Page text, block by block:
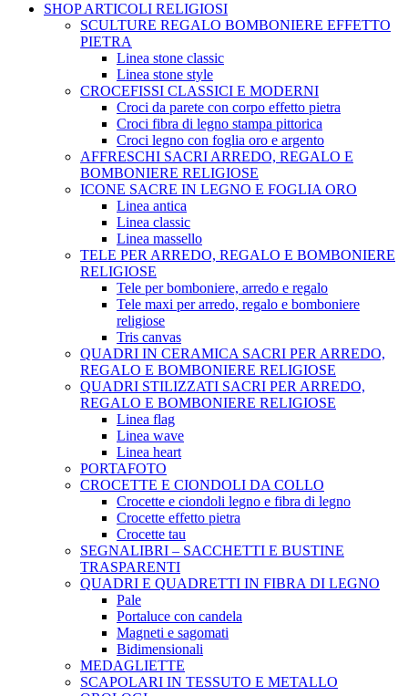
SHOP ARTICOLI RELIGIOSI
SCULTURE REGALO BOMBONIERE EFFETTO
PIETRA
Linea stone classic
Linea stone style
CROCEFISSI CLASSICI E MODERNI
Croci da parete con corpo effetto pietra
Croci fibra di legno stampa pittorica
Croci legno con foglia oro e argento
AFFRESCHI SACRI ARREDO, REGALO E
BOMBONIERE RELIGIOSE
ICONE SACRE IN LEGNO E FOGLIA ORO
Linea antica
Linea classic
Linea massello
TELE PER ARREDO, REGALO E BOMBONIERE
RELIGIOSE
Tele per bomboniere, arredo e regalo
Tele maxi per arredo, regalo e bomboniere
religiose
Tris canvas
QUADRI IN CERAMICA SACRI PER ARREDO,
REGALO E BOMBONIERE RELIGIOSE
QUADRI STILIZZATI SACRI PER ARREDO,
REGALO E BOMBONIERE RELIGIOSE
Linea flag
Linea wave
Linea heart
PORTAFOTO
CROCETTE E CIONDOLI DA COLLO
Crocette e ciondoli legno e fibra di legno
Crocette effetto pietra
Crocette tau
SEGNALIBRI – SACCHETTI E BUSTINE
TRASPARENTI
QUADRI E QUADRETTI IN FIBRA DI LEGNO
Pale
Portaluce con candela
Magneti e sagomati
Bidimensionali
MEDAGLIETTE
SCAPOLARI IN TESSUTO E METALLO